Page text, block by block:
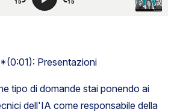
*(0:01): Presentazioni
tipo di domande stai ponendo ai
dell'IA come responsabile della